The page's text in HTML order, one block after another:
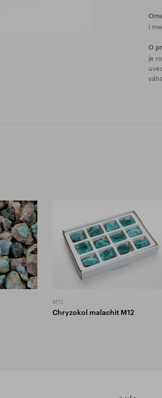
i
O
je
M12
Chryzokol malachit M12